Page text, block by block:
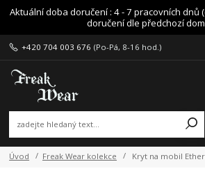
Aktuální doba doručení : 4 - 7 pracovních dnů
doručení dle předchozí
+420 704 003 676 (Po-Pá, 8-16 hod.)
Úvod Freak Wear kolekce Kryt na mobil